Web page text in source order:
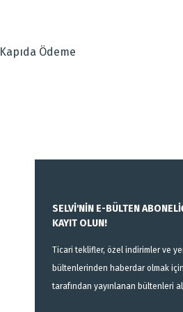
Kapıda Ödeme
SELVİ'NİN E-BÜLTEN
KAYIT OLUN!
Ticari teklifler, özel indirimler ve
bültenlerinden haberdar olmak için
tarafından yayınlanan bültenleri